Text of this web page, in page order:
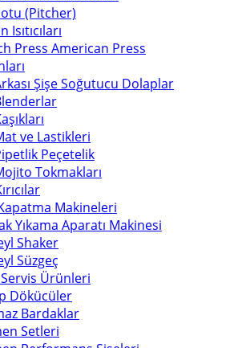
(Pitcher)
Isıtıcıları
Press American Press
Şişe Soğutucu Dolaplar
ve Lastikleri
Peçetelik
Tokmakları
Makineleri
Yıkama Aparatı Makinesi
Shaker
Süzgeç
Ürünleri
Dökücüler
Bardaklar
Setleri